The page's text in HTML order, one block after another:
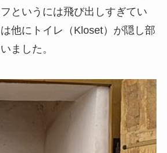
というには飛び出しすぎてい
他にトイレ（Kloset）が隠し部
ました。